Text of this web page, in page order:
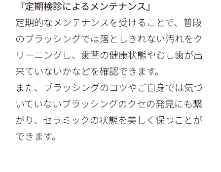
『定期検診によるメンテナンス』
定期的なメンテナンスを受けることで、普段
のブラッシングでは落としきれない汚れをク
リーニングし、歯茎の健康状態やむし歯が出
来ていないかなどを確認できます。
また、ブラッシングのコツやご自身では気づ
いていないブラッシングのクセの発見にも繋
がり、セラミックの状態を美しく保つことが
できます。